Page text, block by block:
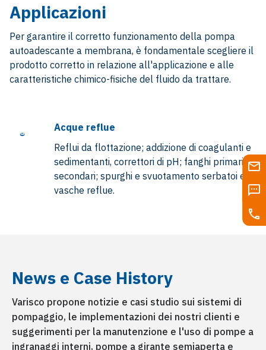
Applicazioni
Per garantire il corretto funzionamento della pompa
autoadescante a membrana, è fondamentale scegliere il
prodotto corretto in relazione all'applicazione e alle
caratteristiche chimico-fisiche del fluido da trattare.
Acque reflue
Reflui da flottazione; addizione di coagulanti e
sedimentanti, correttori di pH; fanghi primari e
secondari; spurghi e svuotamento serbatoi e
vasche reflue.
Industria navale
Prosciugamento sentina, evacuazione liquami,
strippaggio e pulizia serbatoi.
News e Case History
Varisco propone notizie e casi studio sui sistemi di
pompaggio, le implementazioni dei nostri clienti e
suggerimenti per la manutenzione e l'uso di pompe a
ingranaggi interni, pompe a girante semiaperta e